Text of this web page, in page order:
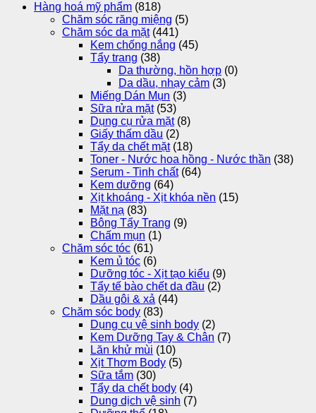
Hàng hoá mỹ phẩm (818)
Chăm sóc răng miệng (5)
Chăm sóc da mặt (441)
Kem chống nắng (45)
Tẩy trang (38)
Da thường, hồn hợp (0)
Da dầu, nhạy cảm (3)
Miếng Dán Mụn (3)
Sữa rửa mặt (53)
Dụng cụ rửa mặt (8)
Giấy thấm dầu (2)
Tẩy da chết mặt (18)
Toner - Nước hoa hồng - Nước thần (38)
Serum - Tinh chất (64)
Kem dưỡng (64)
Xịt khoáng - Xịt khóa nền (15)
Mặt nạ (83)
Bông Tẩy Trang (9)
Chấm mụn (1)
Chăm sóc tóc (61)
Kem ủ tóc (6)
Dưỡng tóc - Xịt tạo kiểu (9)
Tẩy tế bào chết da đầu (2)
Dầu gôi & xả (44)
Chăm sóc body (83)
Dụng cụ vệ sinh body (2)
Kem Dưỡng Tay & Chân (7)
Lăn khử mùi (10)
Xịt Thơm Body (5)
Sữa tắm (30)
Tẩy da chết body (4)
Dung dịch vệ sinh (7)